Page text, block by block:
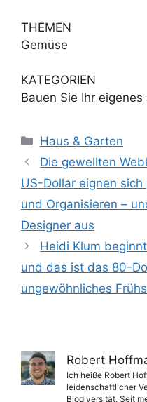
THEMEN
Gemüse
KATEGORIEN
Bauen Sie Ihr eigenes
Kategorien
Haus & Garten
Die gewellten
US-Dollar eignen
und Organisieren –
Designer aus
Heidi Klum
und das ist das 80-
ungewöhnliches
Robert
Ich heiße Robert
leidenschaftlicher
Biodiversität. Seit